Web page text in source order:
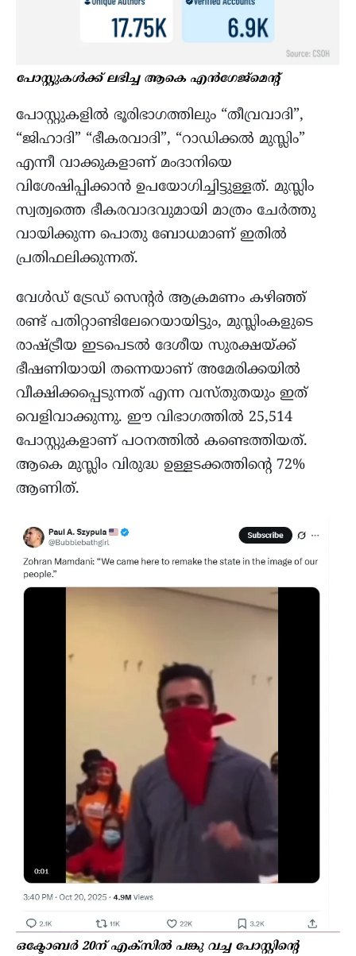
പോസ്റ്റുകൾക്ക് ലഭിച്ച ആകെ എൻഗേജ്മെന്റ്
പോസ്റ്റുകളിൽ ഭൂരിഭാഗത്തിലും “തീവ്രവാദി”,
“ജിഹാദി” “ഭീകരവാദി”, “റാഡിക്കൽ മുസ്ലിം”
എന്നീ വാക്കുകളാണ് മംദാനിയെ
വിശേഷിപ്പിക്കാൻ ഉപയോഗിച്ചിട്ടുള്ളത്. മുസ്ലിം
സ്വത്വത്തെ ഭീകരവാദവുമായി മാത്രം ചേർത്തു
വായിക്കുന്ന പൊതു ബോധമാണ് ഇതിൽ
പ്രതിഫലിക്കുന്നത്.
വേള്‍ഡ് ട്രേഡ് സെന്‍റര്‍ ആക്രമണം കഴിഞ്ഞ്
രണ്ട് പതിറ്റാണ്ടിലേറെയായിട്ടും, മുസ്ലിംകളുടെ
രാഷ്ട്രീയ ഇടപെടൽ ദേശീയ സുരക്ഷയ്ക്ക്
ഭീഷണിയായി തന്നെയാണ് അമേരിക്കയിൽ
വീക്ഷിക്കപ്പെടുന്നത് എന്ന വസ്തുതയും ഇത്
വെളിവാക്കുന്നു. ഈ വിഭാഗത്തിൽ 25,514
പോസ്റ്റുകളാണ് പഠനത്തിൽ കണ്ടെത്തിയത്.
ആകെ മുസ്ലിം വിരുദ്ധ ഉള്ളടക്കത്തിന്‍റെ 72%
ആണിത്.
ഒക്ടോബർ 20ന് എക്സിൽ പങ്കു വച്ച പോസ്റ്റിന്റെ